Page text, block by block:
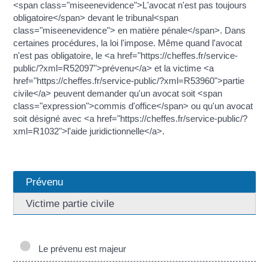
<span class="miseenevidence">L'avocat n'est pas toujours
obligatoire</span> devant le tribunal<span
class="miseenevidence"> en matière pénale</span>. Dans
certaines procédures, la loi l'impose. Même quand l'avocat
n'est pas obligatoire, le <a href="https://cheffes.fr/service-
public/?xml=R52097">prévenu</a> et la victime <a
href="https://cheffes.fr/service-public/?xml=R53960">partie
civile</a> peuvent demander qu'un avocat soit <span
class="expression">commis d'office</span> ou qu'un avocat
soit désigné avec <a href="https://cheffes.fr/service-public/?
xml=R1032">l'aide juridictionnelle</a>.
Prévenu
Victime partie civile
Le prévenu est majeur